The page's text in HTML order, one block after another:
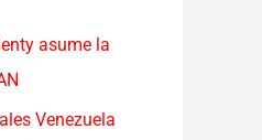
asume la
Venezuela